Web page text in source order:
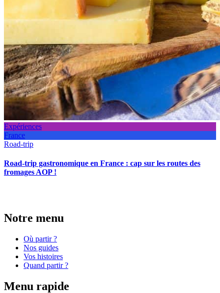
Expériences
France
Road-trip
Road-trip gastronomique en France : cap sur les routes des
fromages AOP !
Notre menu
Où partir ?
Nos guides
Vos histoires
Quand partir ?
Menu rapide